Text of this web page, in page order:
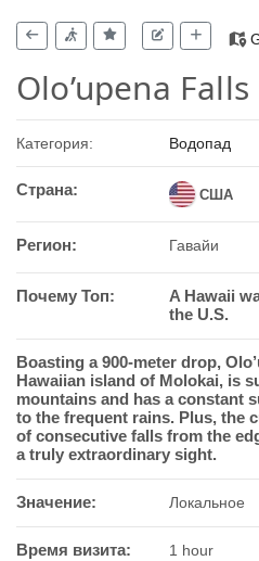
Olo’upena Falls
Категория: Водопад
Страна: США
Регион: Гавайи
Почему Топ:
A Hawaii
the U.S.
Boasting a 900-meter drop,
Hawaiian island of Molokai, is
mountains and has a constant
to the frequent rains. Plus, the
of consecutive falls from the
a truly extraordinary sight.
Значение: Локальное
Время визита: 1 hour